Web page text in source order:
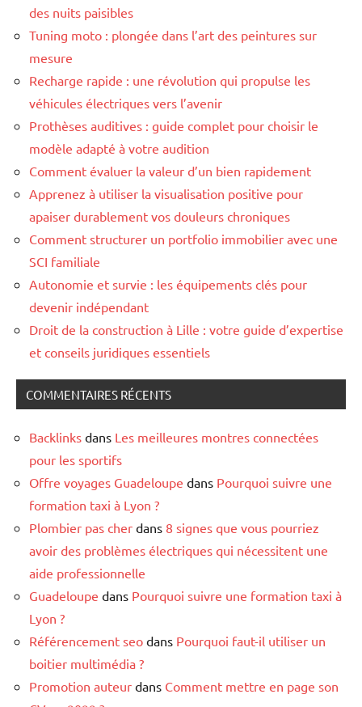
des nuits paisibles
Tuning moto : plongée dans l’art des peintures sur
mesure
Recharge rapide : une révolution qui propulse les
véhicules électriques vers l’avenir
Prothèses auditives : guide complet pour choisir le
modèle adapté à votre audition
Comment évaluer la valeur d’un bien rapidement
Apprenez à utiliser la visualisation positive pour
apaiser durablement vos douleurs chroniques
Comment structurer un portfolio immobilier avec une
SCI familiale
Autonomie et survie : les équipements clés pour
devenir indépendant
Droit de la construction à Lille : votre guide d’expertise
et conseils juridiques essentiels
COMMENTAIRES RÉCENTS
Backlinks dans Les meilleures montres connectées
pour les sportifs
Offre voyages Guadeloupe dans Pourquoi suivre une
formation taxi à Lyon ?
Plombier pas cher dans 8 signes que vous pourriez
avoir des problèmes électriques qui nécessitent une
aide professionnelle
Guadeloupe dans Pourquoi suivre une formation taxi à
Lyon ?
Référencement seo dans Pourquoi faut-il utiliser un
boitier multimédia ?
Promotion auteur dans Comment mettre en page son